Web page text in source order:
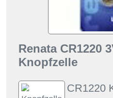
Renata CR1220
Knopfzelle
CR1220